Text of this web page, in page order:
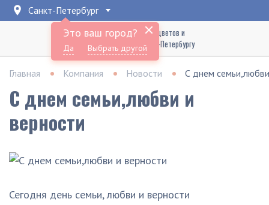
Санкт-Петербург
Это ваш город?
Да Выбрать другой
Доставка букетов цветов и
подарков по Санкт-Петербургу
Главная Компания Новости С днем
С днем семьи,любви и
верности
Сегодня день семьи, любви и верности